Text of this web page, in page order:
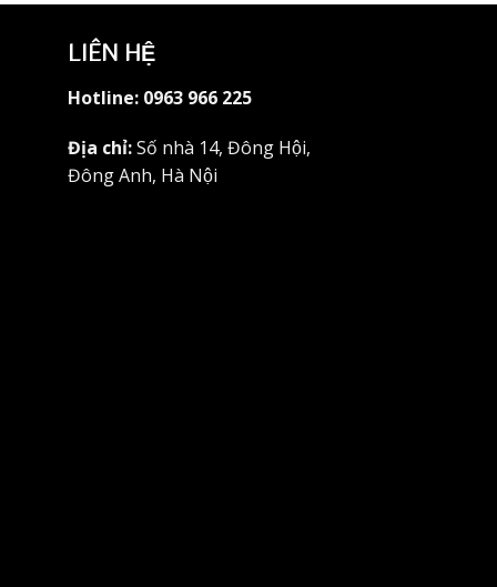
LIÊN HỆ
Hotline: 0963 966 225
Địa chỉ:Số nhà 14, Đông Hội,
Đông Anh, Hà Nội